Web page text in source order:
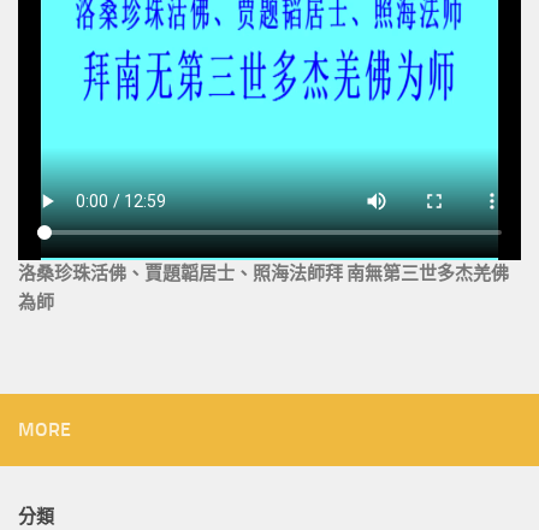
洛桑珍珠活佛、賈題韜居士、照海法師拜 南無第三世多杰羌佛
為師
MORE
分類